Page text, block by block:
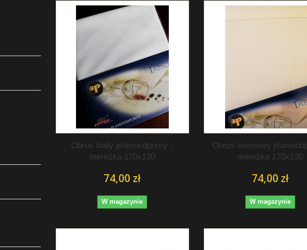
Obrus biały plamoodporny -
mereżka 170x130
74,00 zł
W magazynie
Obrus kremowy
mereżka 170x130
74,00 zł
W magazynie